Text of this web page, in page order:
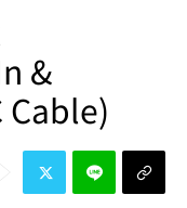
&
Cable)